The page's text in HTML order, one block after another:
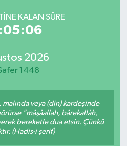
KALAN SÜRE
2026
1448
veya (din) kardeşinde
"mâşâallah, bârekallâh,
bereketle dua etsin. Çünkü
(Hadis-i şerif)